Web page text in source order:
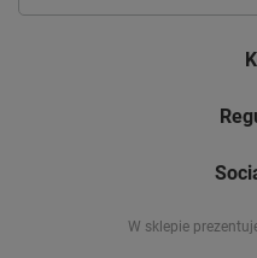
W sklepie